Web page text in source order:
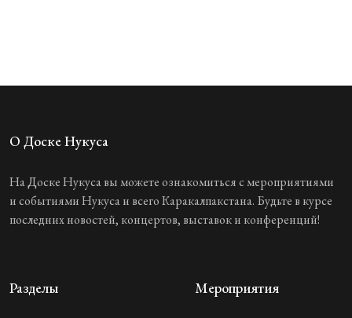
О Доске Нукуса
На Доске Нукуса вы можете ознакомиться с мероприятиями
и событиями Нукуса и всего Каракалпакстана. Будьте в курсе
последних новостей, концертов, выставок и конференций!
Разделы Мероприятия